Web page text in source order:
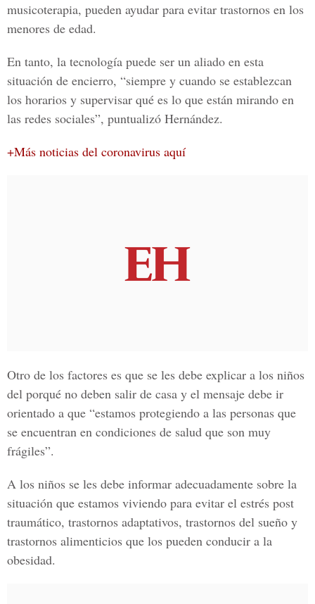
musicoterapia, pueden ayudar para evitar trastornos en los
menores de edad.
En tanto, la tecnología puede ser un aliado en esta
situación de encierro, “siempre y cuando se establezcan
los horarios y supervisar qué es lo que están mirando en
las redes sociales”, puntualizó Hernández.
+Más noticias del coronavirus aquí
Otro de los factores es que se les debe explicar a los niños
del porqué no deben salir de casa y el mensaje debe ir
orientado a que “estamos protegiendo a las personas que
se encuentran en condiciones de salud que son muy
frágiles”.
A los niños se les debe informar adecuadamente sobre la
situación que estamos viviendo para evitar el estrés post
traumático, trastornos adaptativos, trastornos del sueño y
trastornos alimenticios que los pueden conducir a la
obesidad.